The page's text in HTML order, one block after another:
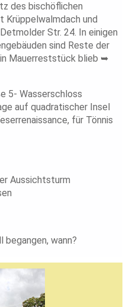
des bischöflichen
Krüppelwalmdach und
Str. 24. In einigen
sind Reste der
Mauerreststück blieb ➥
5- Wasserschloss
auf quadratischer Insel
für Tönnis
Aussichtsturm
wann?